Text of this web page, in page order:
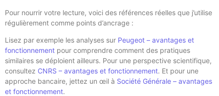
Pour nourrir votre lecture, voici des références réelles que j’utilise
régulièrement comme points d’ancrage :
Lisez par exemple les analyses sur Peugeot – avantages et
fonctionnement pour comprendre comment des pratiques
similaires se déploient ailleurs. Pour une perspective scientifique,
consultez CNRS – avantages et fonctionnement. Et pour une
approche bancaire, jettez un œil à Société Générale – avantages
et fonctionnement.